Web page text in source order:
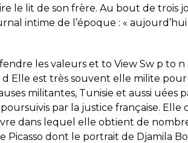
le lit de son frère. Au bout de trois
intime de l’époque : « aujourd’hui
les valeurs et to View Sw p to
d Elle est très souvent elle milite
militantes, Tunisie et aussi uées
par la justice française. Elle
dans lequel elle obtient de
Picasso dont le portrait de Djamila